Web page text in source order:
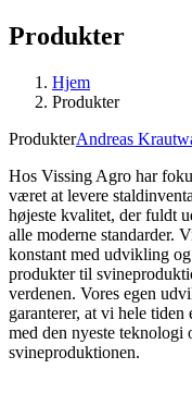
Produkter
Hjem
Produkter
ProdukterAndreas
Hos Vissing Agro har
været at levere
højeste kvalitet, der fuldt
alle moderne standarder.
konstant med udvikling
produkter til
verdenen. Vores egen
garanterer, at vi hele tiden
med den nyeste teknologi
svineproduktionen.